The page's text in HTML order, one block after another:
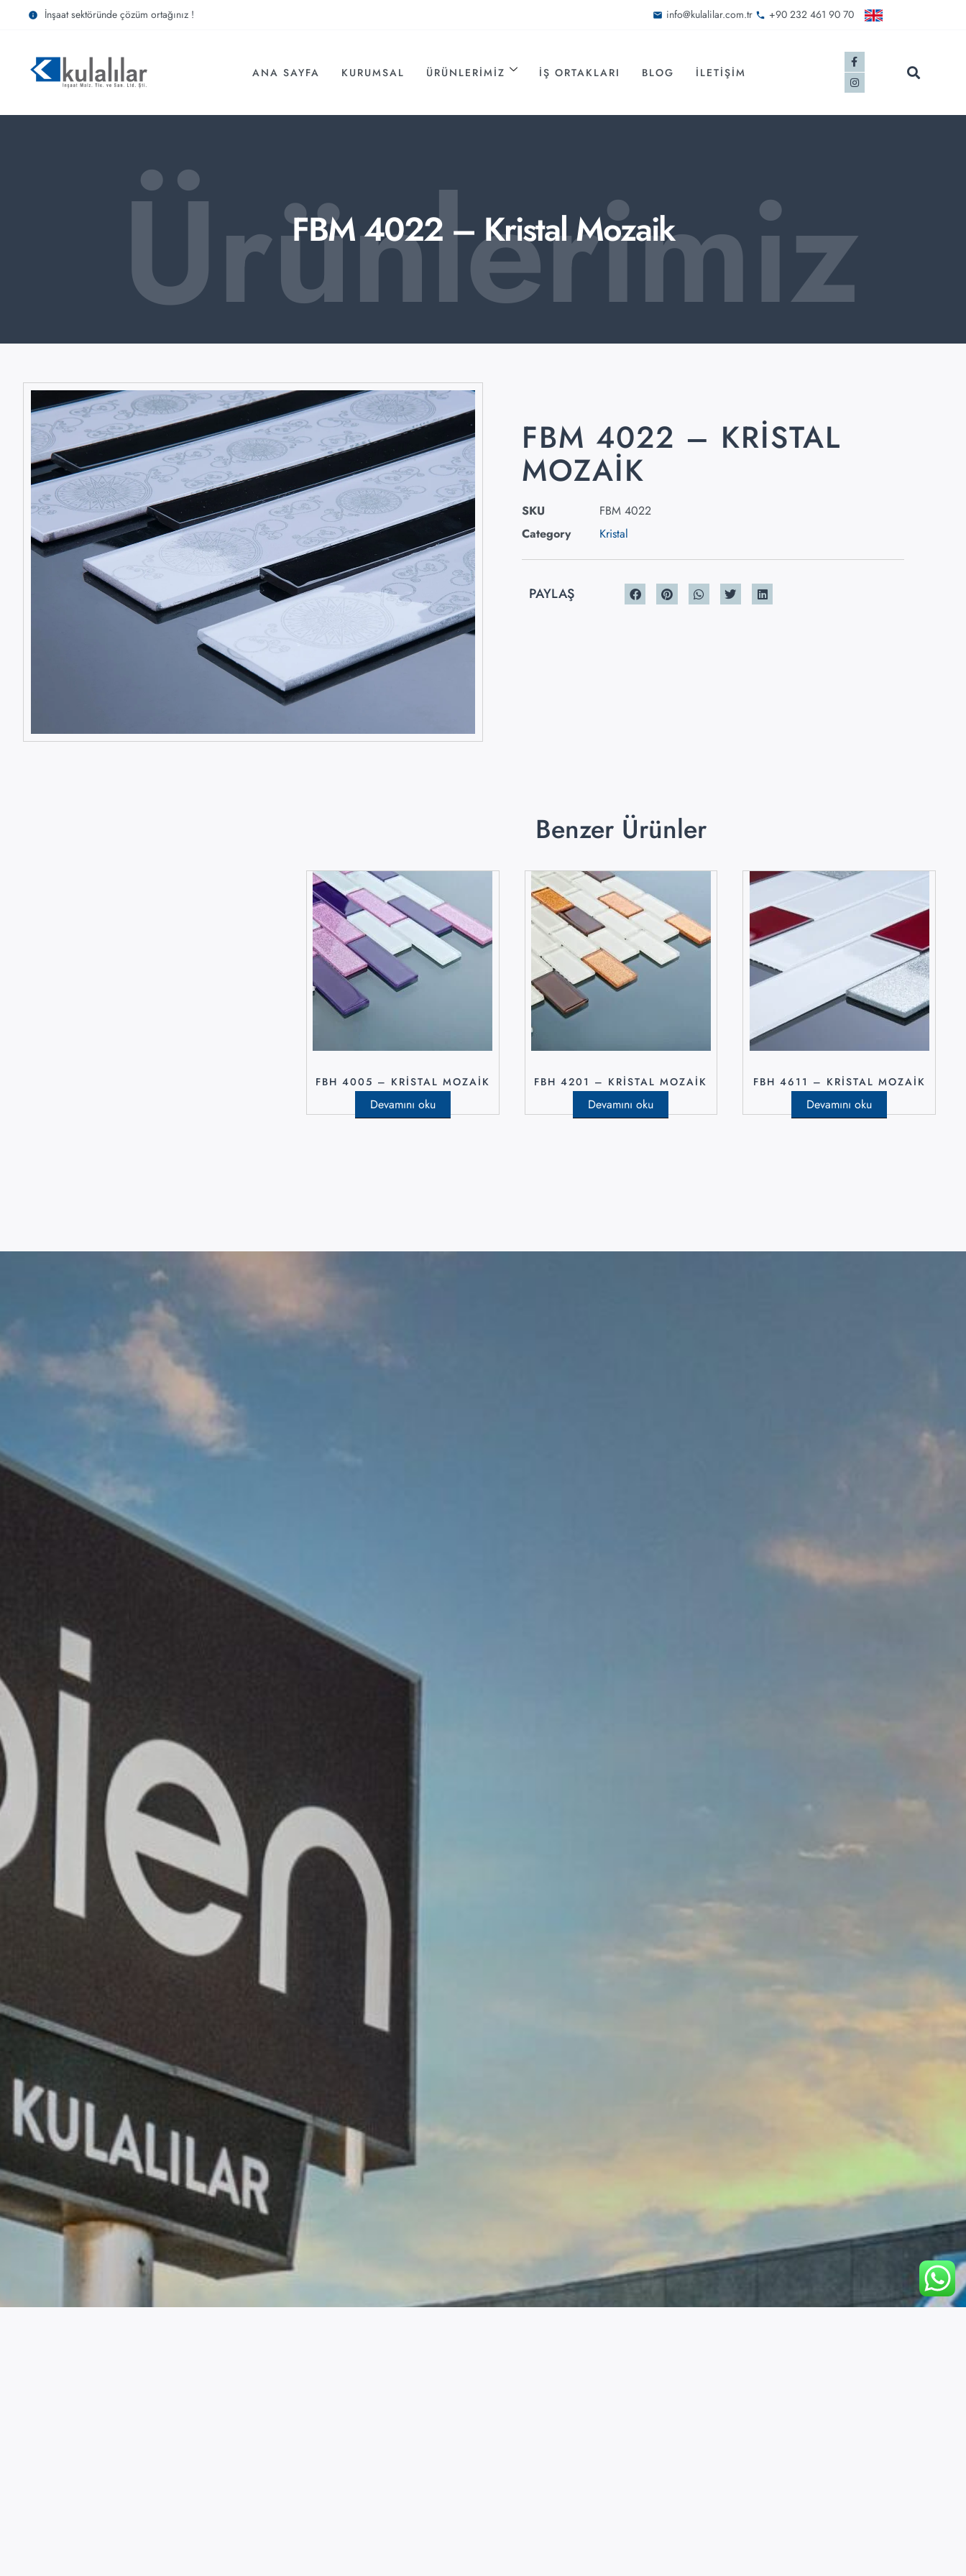
İnşaat sektöründe çözüm ortağınız ! info@kulalilar.com.tr +90 232 461 90 70
ANA SAYFA KURUMSAL ÜRÜNLERIMIZ İŞ ORTAKLARI BLOG İLETIŞIM
Ürünlerimiz
FBM 4022 – Kristal Mozaik
FBM 4022 – KRISTAL
MOZAIK
SKU
FBM 4022
Category
Kristal
PAYLAŞ
Benzer Ürünler
FBH 4005 – KRISTAL MOZAIK
Devamını oku
FBH 4201 – KRISTAL MOZAIK
Devamını oku
FBH 4611 – KRISTAL MOZAIK
Devamını oku